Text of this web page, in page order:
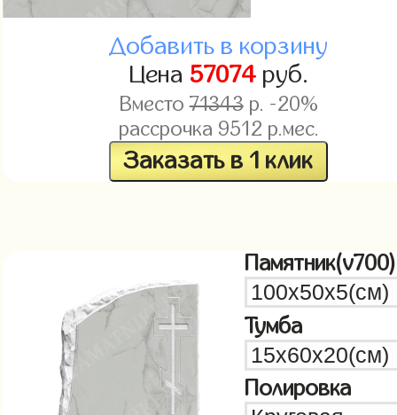
Добавить в корзину
Цена 57074руб.
Вместо71343р. -20%
рассрочка 9512 р.мес.
Заказать в 1 клик
Памятник(v700)
Тумба
Полировка